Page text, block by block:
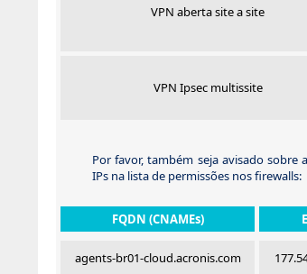
VPN aberta site a site
VPN Ipsec multissite
Por favor, também seja avisado sobre
IPs na lista de permissões nos firewalls:
FQDN (CNAMEs)
agents-br01-cloud.acronis.com